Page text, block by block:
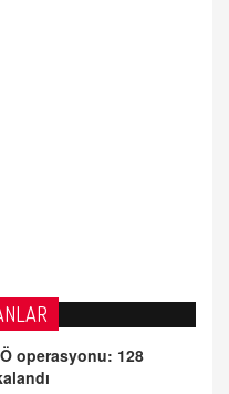
operasyonu: 128